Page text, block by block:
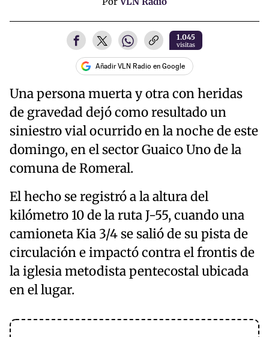
1.045
visitas
Añadir VLN Radio en Google
Una persona muerta y otra con heridas
de gravedad dejó como resultado un
siniestro vial ocurrido en la noche de este
domingo, en el sector Guaico Uno de la
comuna de Romeral.
El hecho se registró a la altura del
kilómetro 10 de la ruta J-55, cuando una
camioneta Kia 3/4 se salió de su pista de
circulación e impactó contra el frontis de
la iglesia metodista pentecostal ubicada
en el lugar.